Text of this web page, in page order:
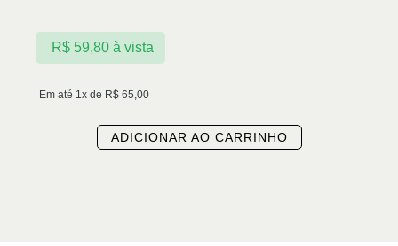
Em até 1x de R$ 65,00
R$59,80 à vista
ADICIONAR AO CARRINHO